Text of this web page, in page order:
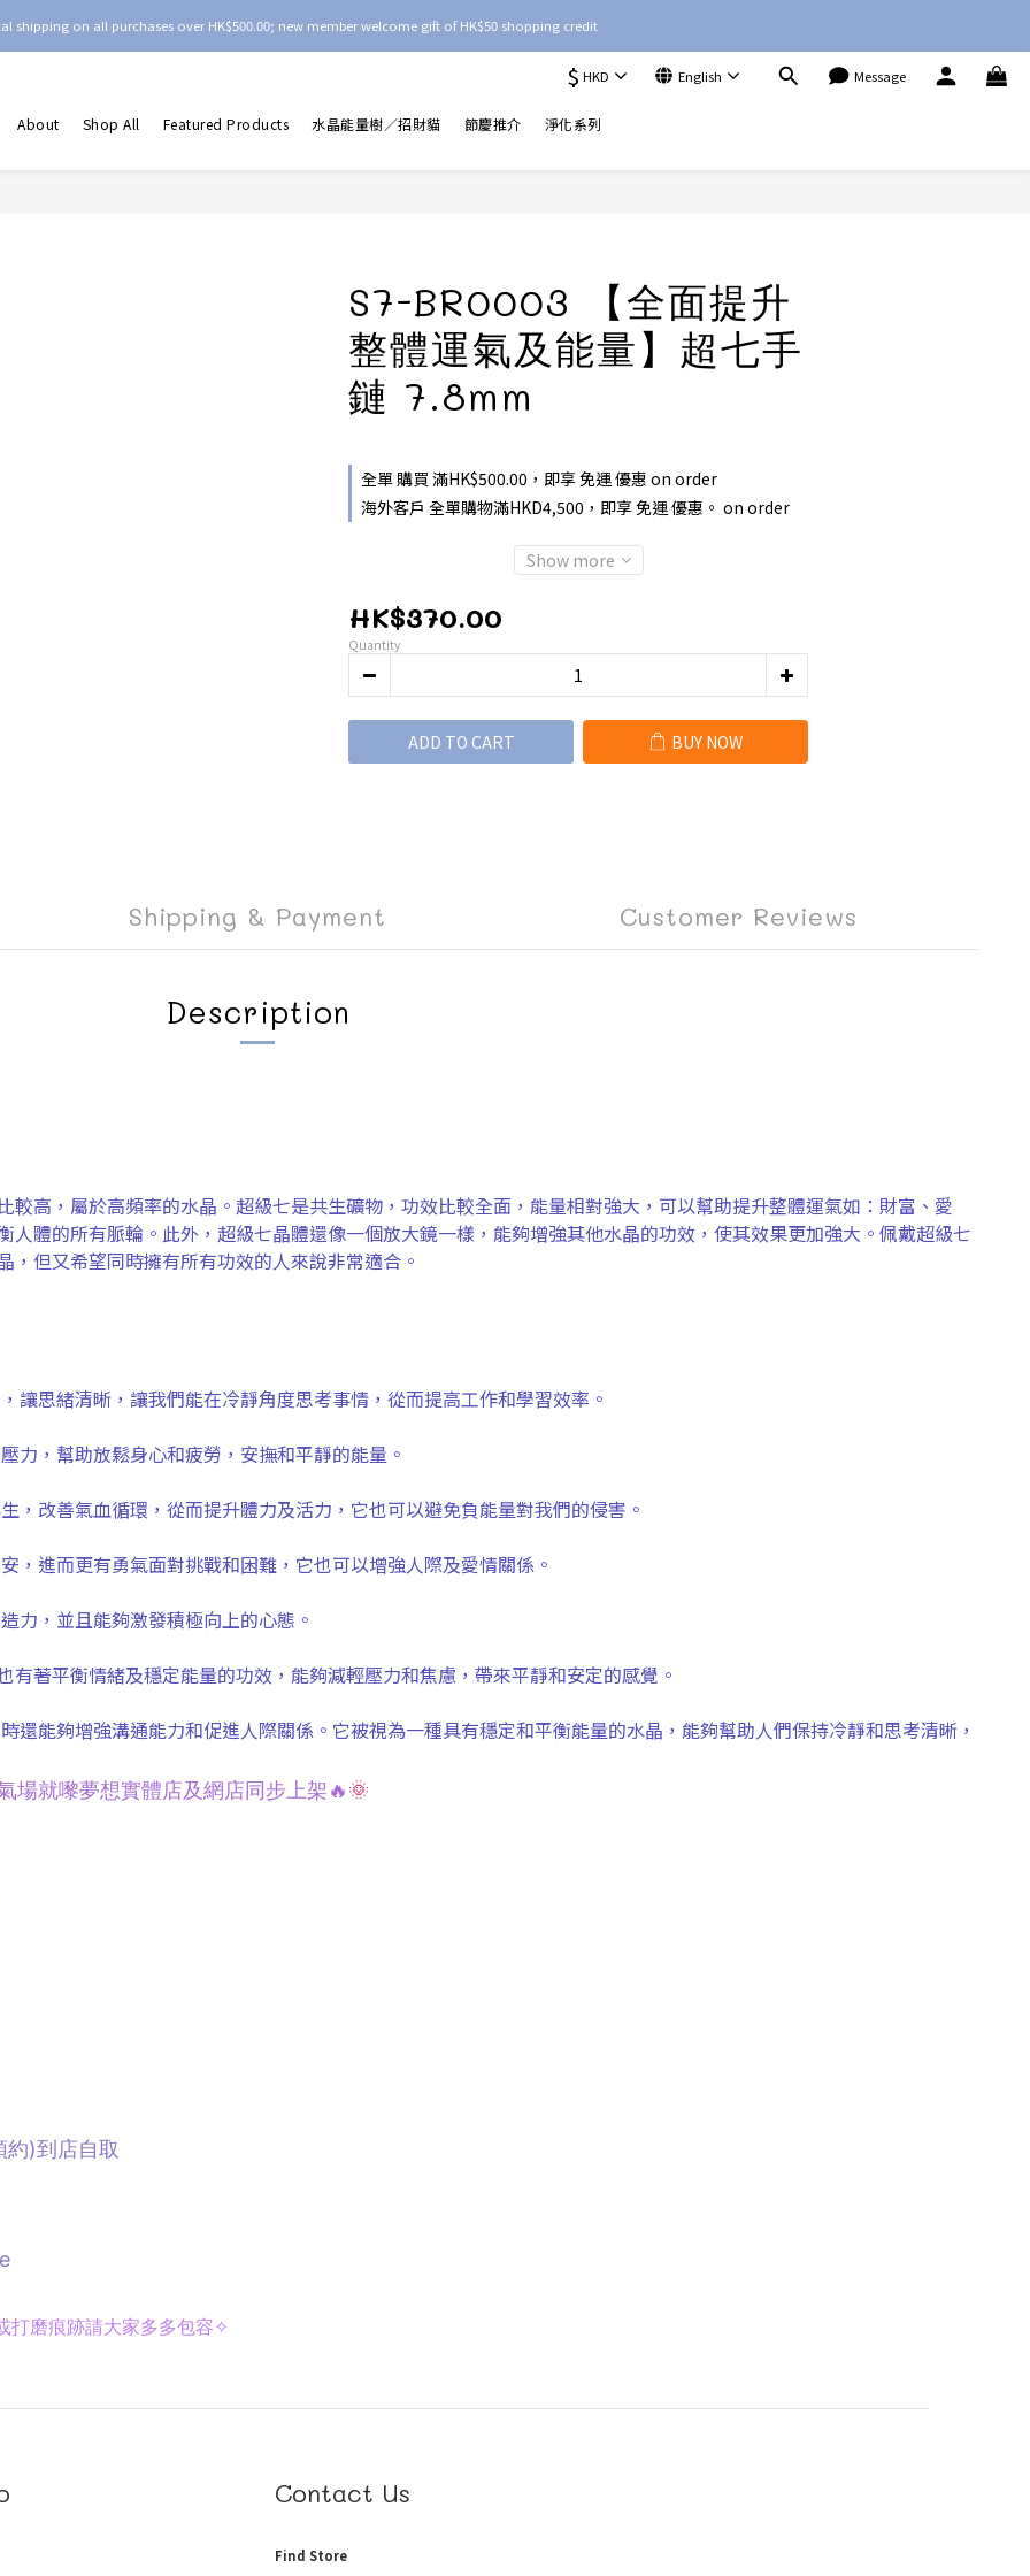
shipping on all purchases over HK$500.00; new member welcome gift of HK$50 shopping credit
$ HKD English Message
About Shop All Featured Products 水晶能量樹／招財貓 節慶推介 淨化系列
S7-BR0003 【全面提升
整體運氣及能量】超七手
鏈 7.8mm
全單 購買 滿HK$500.00，即享 免運 優惠 on order
海外客戶 全單購物滿HKD4,500，即享 免運 優惠。 on order
Show more
HK$370.00
Quantity
ADD TO CART BUY NOW
Shipping & Payment Customer Reviews
Description
高，屬於高頻率的水晶。超級七是共生礦物，功效比較全面，能量相對強大，可以幫助提升整體運氣如：財富、愛
體的所有脈輪。此外，超級七晶體還像一個放大鏡一樣，能夠增強其他水晶的功效，使其效果更加強大。佩戴超級七
但又希望同時擁有所有功效的人來說非常適合。
讓思緒清晰，讓我們能在冷靜角度思考事情，從而提高工作和學習效率。
力，幫助放鬆身心和疲勞，安撫和平靜的能量。
，改善氣血循環，從而提升體力及活力，它也可以避免負能量對我們的侵害。
，進而更有勇氣面對挑戰和困難，它也可以增強人際及愛情關係。
力，並且能夠激發積極向上的心態。
著平衡情緒及穩定能量的功效，能夠減輕壓力和焦慮，帶來平靜和安定的感覺。
還能夠增強溝通能力和促進人際關係。它被視為一種具有穩定和平衡能量的水晶，能夠幫助人們保持冷靜和思考清晰，
場就嚟夢想實體店及網店同步上架🔥🌞
約)到店自取
打磨痕跡請大家多多包容✧
Contact Us
Find Store